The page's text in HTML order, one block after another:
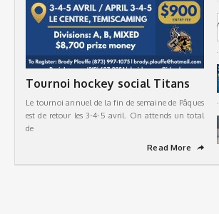
Tournoi hockey social Titans
Le tournoi annuel de la fin de semaine de Pâques
est de retour les 3-4-5 avril. On attends un total
de
Read More
➦